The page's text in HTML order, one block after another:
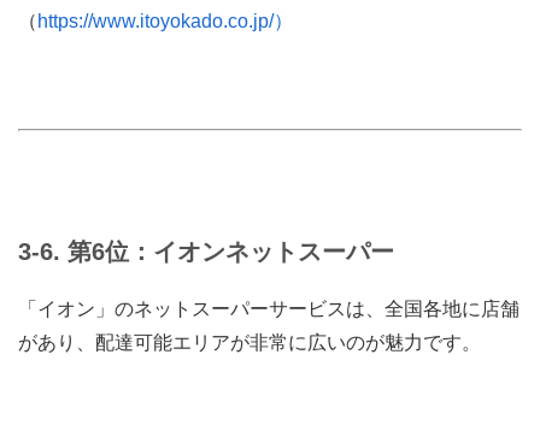
（ https://www.itoyokado.co.jp/）
3-6. 第6位：イオンネットスーパー
「イオン」のネットスーパーサービスは、全国各地に店舗
があり、配達可能エリアが非常に広いのが魅力です。